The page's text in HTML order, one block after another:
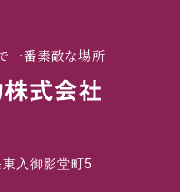
一番素敵な場所
入御影堂町5